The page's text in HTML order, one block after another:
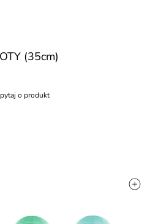
(35cm)
o produkt